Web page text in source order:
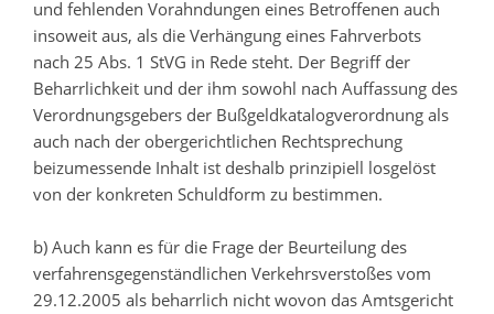
und fehlenden Vorahndungen eines Betroffenen auch
insoweit aus, als die Verhängung eines Fahrverbots
nach 25 Abs. 1 StVG in Rede steht. Der Begriff der
Beharrlichkeit und der ihm sowohl nach Auffassung des
Verordnungsgebers der Bußgeldkatalogverordnung als
auch nach der obergerichtlichen Rechtsprechung
beizumessende Inhalt ist deshalb prinzipiell losgelöst
von der konkreten Schuldform zu bestimmen.
b) Auch kann es für die Frage der Beurteilung des
verfahrensgegenständlichen Verkehrsverstoßes vom
29.12.2005 als beharrlich nicht wovon das Amtsgericht